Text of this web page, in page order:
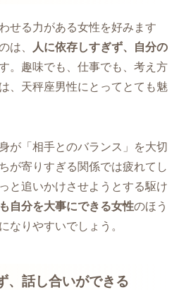
せる力がある女性を好みます
は、
人に依存しすぎず、自分の
。趣味でも、仕事でも、考え方
、天秤座男性にとってとても魅
が「相手とのバランス」を大切
が寄りすぎる関係では疲れてし
と追いかけさせようとする駆け
自分を大事にできる女性のほう
なりやすいでしょう。
、話し合いができる